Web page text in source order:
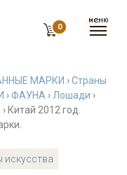
0
МАРКИ ›Страны
›ФАУНА › Лошади ›
› Китай 2012 год.
искусства